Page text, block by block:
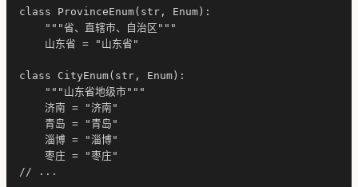
class ProvinceEnum(str, Enum):
    """省、直辖市、自治区"""
    山东省 = "山东省"
class CityEnum(str, Enum):
    """山东省地级市"""
    济南 = "济南"
    青岛 = "青岛"
    淄博 = "淄博"
    枣庄 = "枣庄"